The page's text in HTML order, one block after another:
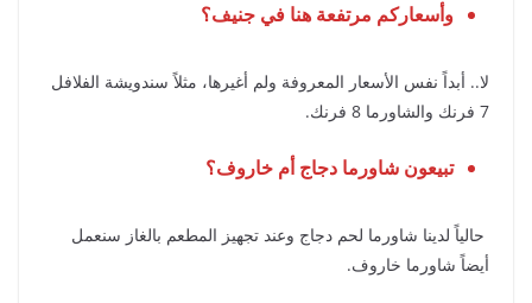
وأسعاركم مرتفعة هنا في جنيف؟
لا.. أبداً نفس الأسعار المعروفة ولم أغيرها، مثلاً سندويشة الفلافل
7 فرنك والشاورما 8 فرنك.
تبيعون شاورما دجاج أم خاروف؟
حالياً لدينا شاورما لحم دجاج وعند تجهيز المطعم بالغاز سنعمل
أيضاً شاورما خاروف.